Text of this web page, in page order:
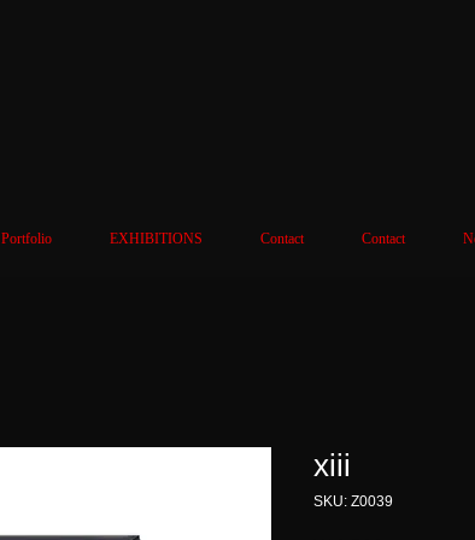
Portfolio EXHIBITIONS Contact Contact
xiii
SKU: Z0039